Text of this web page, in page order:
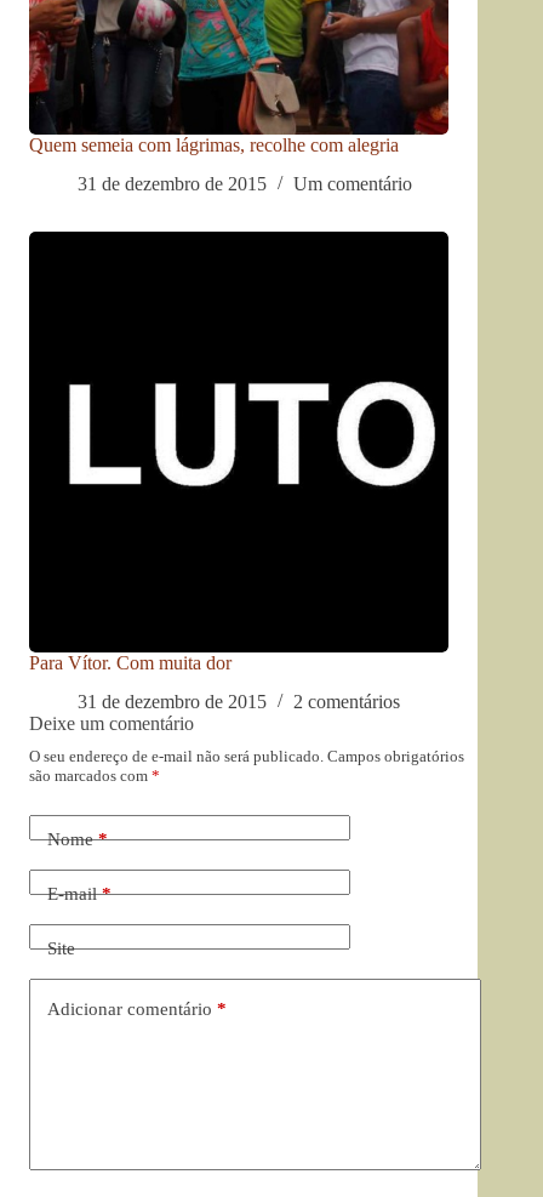
Quem semeia com lágrimas, recolhe com alegria
31 de dezembro de 2015
Um comentário
Para Vítor. Com muita dor
31 de dezembro de 2015
2 comentários
Deixe um comentário
O seu endereço de e-mail não será publicado. Campos obrigatórios
são marcados com *
Nome*
E-mail*
Site
Adicionar comentário *